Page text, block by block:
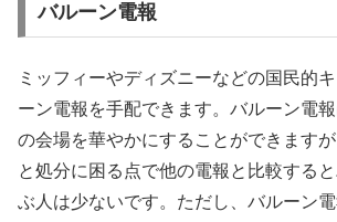
バルーン電報
ミッフィーやディズニーなどの国民的
ーン電報を手配できます。バルーン電
の会場を華やかにすることができます
と処分に困る点で他の電報と比較する
ぶ人は少ないです。ただし、バルーン